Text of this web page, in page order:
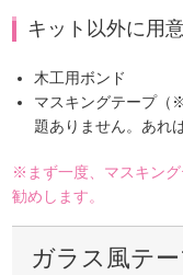
キット以外に用
木工用ボンド
マスキングテープ（
題ありません。あれ
※まず一度、マスキン
勧めします。
ガラス風テ